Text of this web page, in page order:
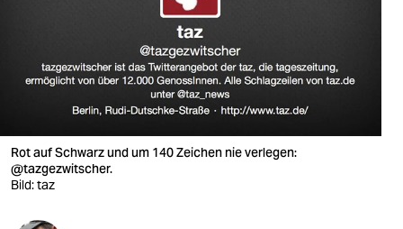
wahrheit
verlag
veranstaltungen
shop
Rot auf Schwarz und um 140 Zeichen nie verlegen:
@tazgezwitscher.
Bild: taz